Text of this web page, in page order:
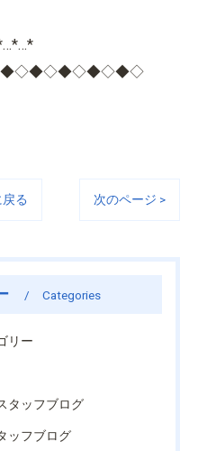
る 次のページ >
Categories
リー
タッフブログ
ッフブログ